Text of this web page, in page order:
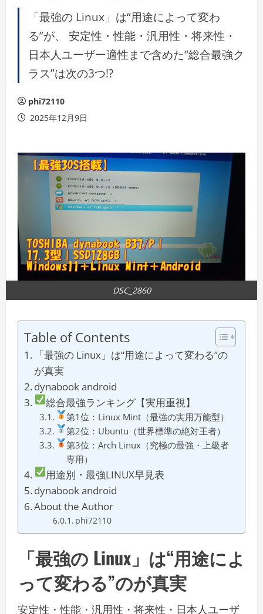
「最強の Linux」は“用途によって変わ
る”が、 安定性・性能・汎用性・将来性・
日本人ユーザー適性まで含めた“総合最強ク
ラス”は次の3つ!?
phi72110
2025年12月9日
DSC_2860
Table of Contents
「最強の Linux」は“用途によって変わる”の
が真実
dynabook android
総合最強ランキング【実用重視】
第1位：Linux Mint（最強の実用万能型）
第2位：Ubuntu（世界標準の絶対王者）
第3位：Arch Linux（究極の最強・上級者
専用）
用途別・最強LINUX早見表
dynabook android
About the Author
phi72110
「最強の Linux」は“用途によ
って変わる”のが真実
安定性・性能・汎用性・将来性・日本人ユーザ